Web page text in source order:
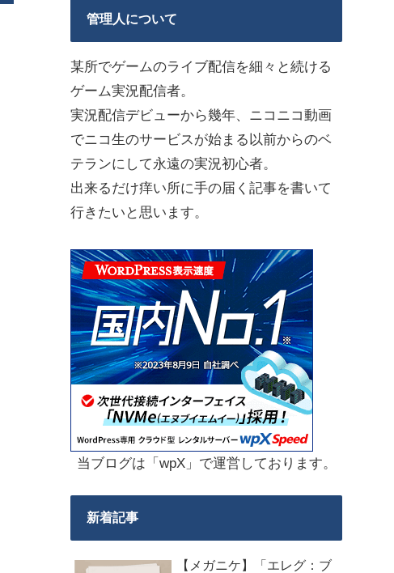
管理人について
某所でゲームのライブ配信を細々と続ける
ゲーム実況配信者。
実況配信デビューから幾年、ニコニコ動画
でニコ生のサービスが始まる以前からのベ
テランにして永遠の実況初心者。
出来るだけ痒い所に手の届く記事を書いて
行きたいと思います。
当ブログは「wpX」で運営しております。
新着記事
【メガニケ】「エレグ：ブ